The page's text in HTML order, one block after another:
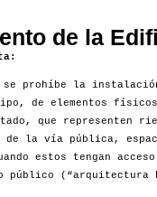
de la
se prohíbe la
de elementos físicos
que representen
de la vía pública,
estos tengan
público (“arquitectura